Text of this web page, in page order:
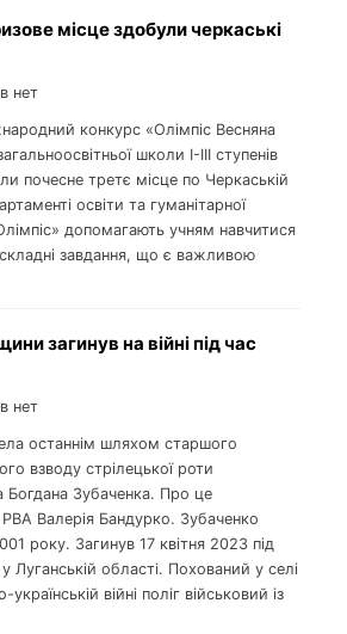
місце здобули черкаські
нет
конкурс «Олімпіс Весняна
школи I-III ступенів
почесне третє місце по Черкаській
освіти та гуманітарної
допомагають учням навчитися
завдання, що є важливою
загинув на війні під час
нет
останнім шляхом старшого
взводу стрілецької роти
Богдана Зубаченка. Про це
Валерія Бандурко. Зубаченко
року. Загинув 17 квітня 2023 під
Луганській області. Похований у селі
війні поліг військовий із